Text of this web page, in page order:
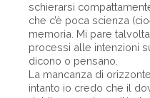
schierarsi
che c’è poca scienza
memoria. Mi pare
processi alle intenzioni
dicono o pensano.
La mancanza di
intanto io credo che il